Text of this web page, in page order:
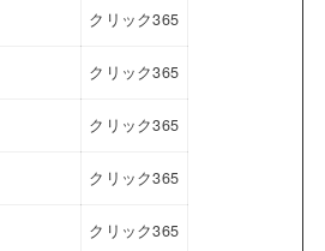
クリック365
クリック365
クリック365
クリック365
クリック365